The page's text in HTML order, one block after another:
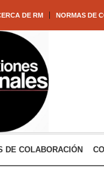
DE RM NORMAS DE
DE COLABORACIÓN